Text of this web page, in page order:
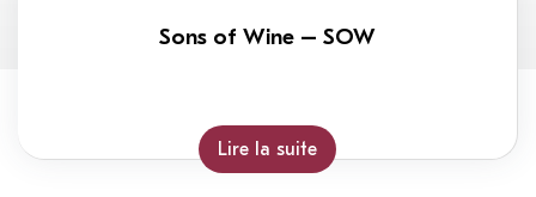
Sons of Wine – SOW
Lire la suite